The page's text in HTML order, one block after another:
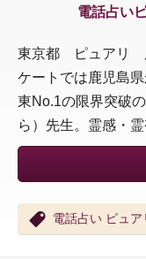
電話占い
東京都 ピュアリ
ケートでは鹿児島
東No.1の限界突破
ら）先生。霊感・
電話占い ピュア